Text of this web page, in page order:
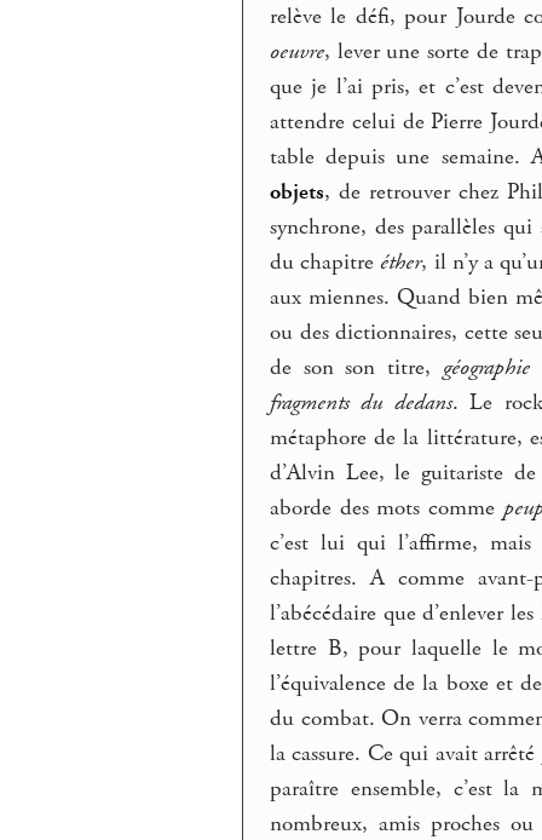
relève le défi, pour Jourde
oeuvre, lever une sorte de
que je l’ai pris, et c’est
attendre celui de Pierre
table depuis une semaine.
objets, de retrouver chez
synchrone, des parallèles
du chapitreéther, il n’y a
aux miennes. Quand bien
ou des dictionnaires, cette
de son son titre,
fragments du dedans. Le
métaphore de la littérature,
d’Alvin Lee, le guitariste
aborde des mots comme
c’est lui qui l’affirme,
chapitres. A comme
l’abécédaire que d’enlever
lettre B, pour laquelle le
l’équivalence de la boxe et
du combat. On verra
la cassure. Ce qui avait
paraître ensemble, c’est
nombreux, amis proches